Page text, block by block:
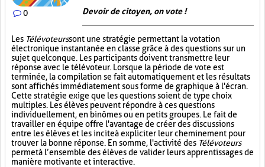
0 Devoir de citoyen, on vote !
Les Télévoteurssont une stratégie permettant la votation
électronique instantanée en classe grâce à des questions sur un
sujet quelconque. Les participants doivent transmettre leur
réponse avec le télévoteur. Lorsque la période de vote est
terminée, la compilation se fait automatiquement et les résultats
sont affichés immédiatement sous forme de graphique à l'écran.
Cette stratégie exige que les questions soient de type choix
multiples. Les élèves peuvent répondre à ces questions
individuellement, en binômes ou en petits groupes. Le fait de
travailler en équipe offre l'avantage de créer des discussions
entre les élèves et les incite à expliciter leur cheminement pour
trouver la bonne réponse. En somme, l'activité des Télévoteurs
permet à l’ensemble des élèves de valider leurs apprentissages de
manière motivante et interactive.